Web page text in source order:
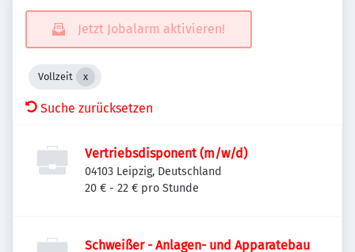
Jetzt Jobalarm aktivieren!
Vollzeit
Suche zurücksetzen
Vertriebsdisponent (m/w/d)
04103 Leipzig, Deutschland
20 € - 22 € pro Stunde
Schweißer - Anlagen- und Apparatebau